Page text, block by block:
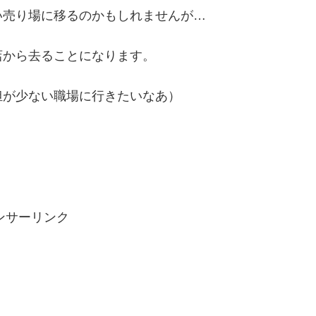
り場に移るのかもしれませんが…
ら去ることになります。
少ない職場に行きたいなあ）
サーリンク